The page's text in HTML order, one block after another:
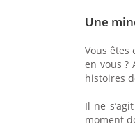
Une
Vous êtes
en vous ?
histoires
Il ne
moment